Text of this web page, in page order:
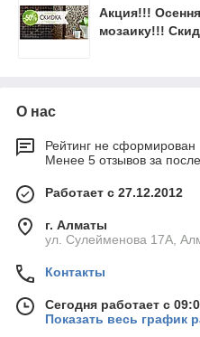
Акция!!!
мозаику!!!
О нас
Рейтинг не сформирован
Менее 5 отзывов за
Работает с 27.12.2012
г. Алматы
ул. Сулейменова 17А,
Контакты
Сегодня работает с
Показать весь график